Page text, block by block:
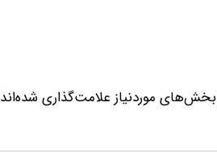
بخش‌های موردنیاز علامت‌گذاری شده‌اند